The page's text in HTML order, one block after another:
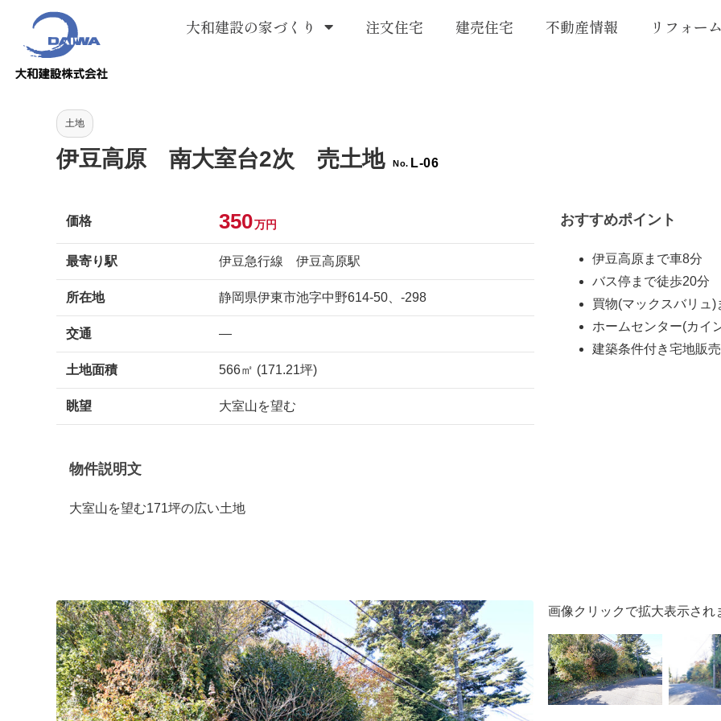
大和建設の家づくり 注文住宅 建売住宅 不動産情報 リフォー
土地
伊豆高原 南大室台2次 売土地 No. L-06
価格 350万円
最寄り駅 伊豆急行線 伊豆高原駅
所在地 静岡県伊東市池字中野614-50、-298
交通 —
土地面積 566㎡ (171.21坪)
眺望 大室山を望む
おすすめポイント
伊豆高原まで車8分
バス停まで徒歩20分
買物(マックスバリュ)
ホームセンター(カイ
建築条件付き宅地販売
物件説明文
大室山を望む171坪の広い土地
画像クリックで拡大表示され